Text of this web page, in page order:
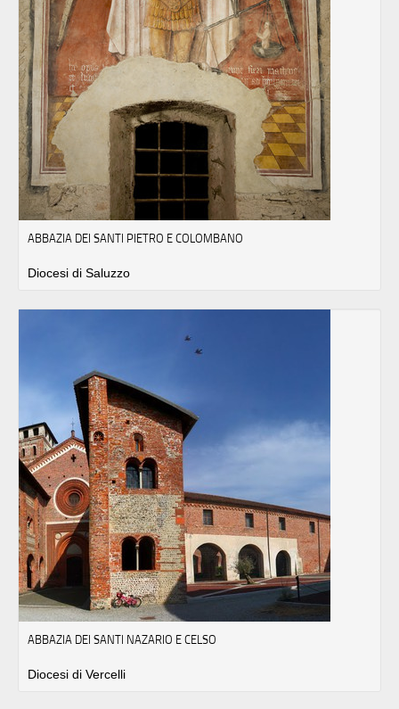
ABBAZIA DEI SANTI PIETRO E COLOMBANO
Diocesi di Saluzzo
ABBAZIA DEI SANTI NAZARIO E CELSO
Diocesi di Vercelli